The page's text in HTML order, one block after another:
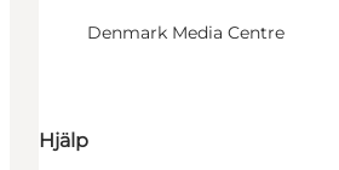
Denmark Media Centre
Hjälp